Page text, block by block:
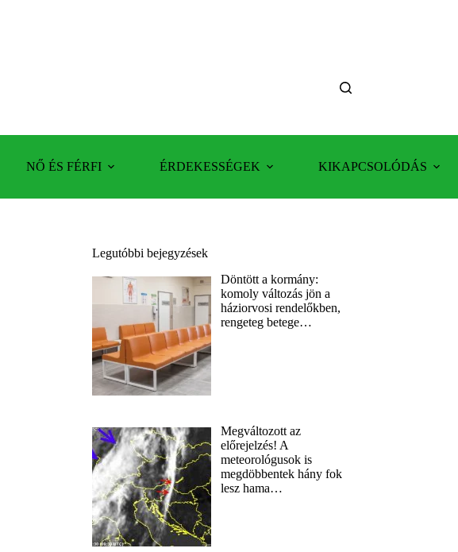
NŐ ÉS FÉRFI ÉRDEKESSÉGEK KIKAPCSOLÓDÁS
Legutóbbi bejegyzések
Döntött a kormány:
komoly változás jön a
háziorvosi rendelőkben,
rengeteg betege…
Megváltozott az
előrejelzés! A
meteorológusok is
megdöbbentek hány fok
lesz hama…